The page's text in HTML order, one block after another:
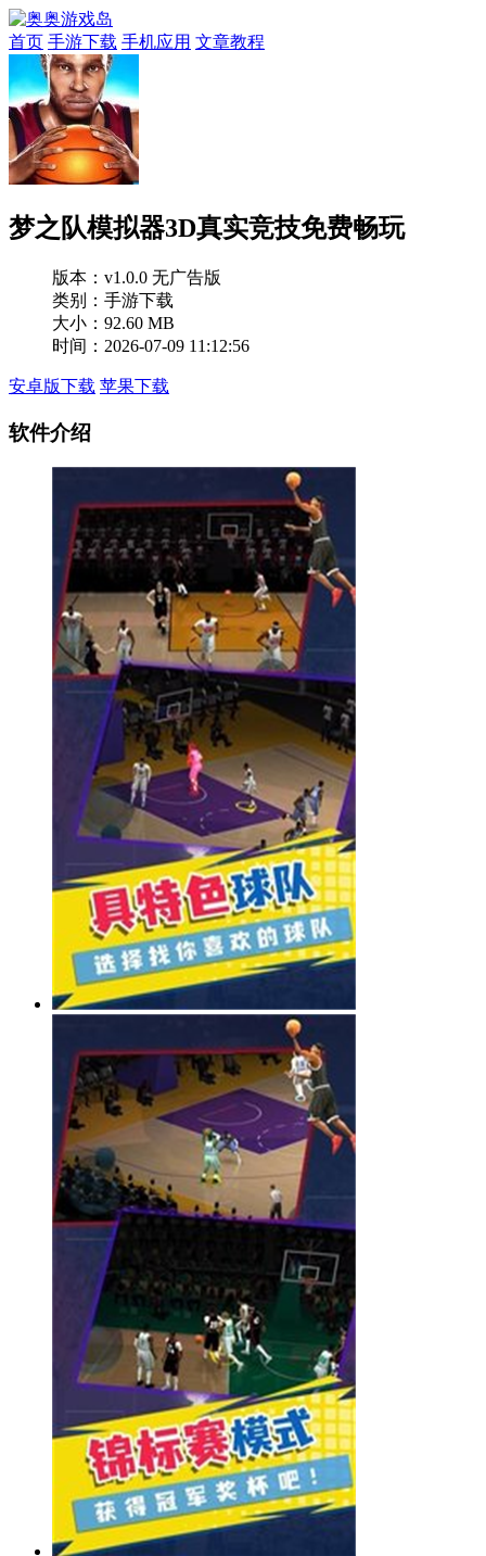
首页 手游下载 手机应用 文章教程
梦之队模拟器3D真实竞技免费畅玩
版本： v1.0.0 无广告版
类别：手游下载
大小：92.60 MB
时间：2026-07-09 11:12:56
安卓版下载 苹果下载
软件介绍